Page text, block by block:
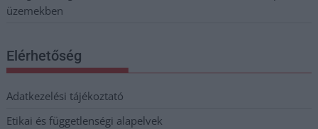
üzemekben
Elérhetőség
Adatkezelési tájékoztató
Etikai és függetlenségi alapelvek